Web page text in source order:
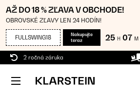
AŽ DO 18 % ZĽAVA V OBCHODE!
OBROVSKÉ ZĽAVY LEN 24 HODÍN!
FULLSWING18
Nakupujte
teraz
25 H 07 M
2 ročná záruka